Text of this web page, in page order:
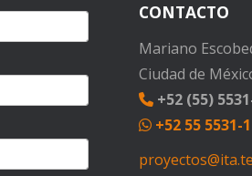
CONTACTO
Mariano
Ciudad de
+52 (55)
+52 55 5531-